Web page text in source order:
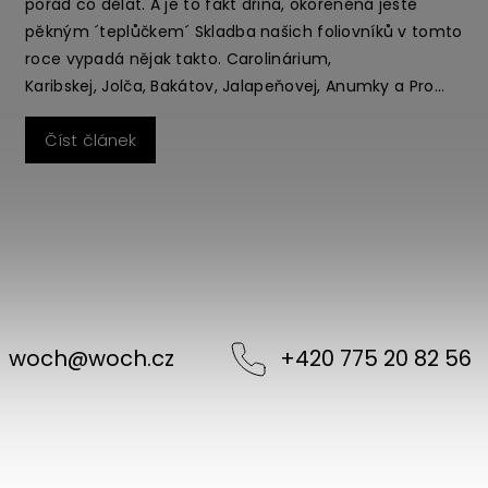
ÉŠOPEM? Neodhadnu, kolikrát jsem tuto větu slyšela :-)
a jsem moc ráda, že se ptáte. Máte totiž především
obavy o to, v jakém stavu zasílaná sazenička dojde, a
chcete rady ohledně následného pěstování. A já Vám
teď a tady sepíšu pár slov o tom, co dělat, aby se vlk i
koza nažrali, a my všichni jsme zůstali celí. Základní
pravidla máme tady: My zabalíme sazeničku silnou,
Číst článek
woch@woch.cz +420 775 20 82 56